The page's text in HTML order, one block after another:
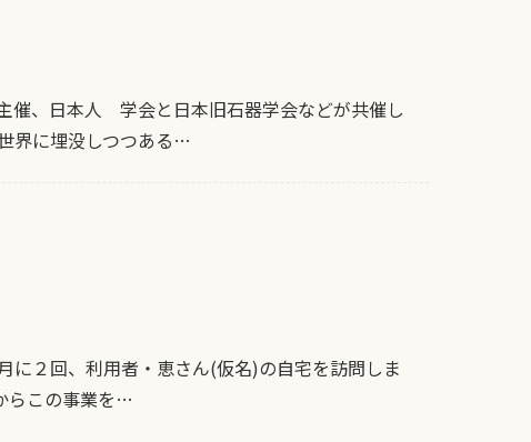
催、日本人 学会と日本旧石器学会などが共催し
界に埋没しつつある…
２回、利用者・恵さん(仮名)の自宅を訪問しま
らこの事業を…